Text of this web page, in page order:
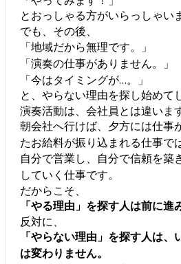
とおっしゃる方がいらっしゃい
でも、その後、
「地域だから無理です。」
「演奏の仕事がありません。」
「今はタイミングが…。」
と、やらない理由を探し始めて
演奏活動は、会社員とは違います
朝会社へ行けば、夕方には仕事
たお給料が振り込まれる仕事で
自分で営業し、自分で信頼を築
していく仕事です。
だからこそ、
「やる理由」を探す人は前に進
反対に、
「やらない理由」を探す人は
は変わりません。